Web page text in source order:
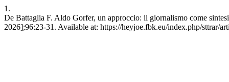
1.
De Battaglia F. Aldo Gorfer, un approccio: il giornalismo come
2026];96:23-31. Available at: https://heyjoe.fbk.eu/index.php/sttrar/